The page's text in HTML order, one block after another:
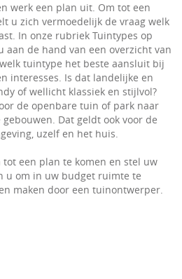
werk een plan uit. Om tot een
u zich vermoedelijk de vraag welk
In onze rubriek Tuintypes op
aan de hand van een overzicht van
tuintype het beste aansluit bij
interesses. Is dat landelijke en
of wellicht klassiek en stijlvol?
de openbare tuin of park naar
Dat geldt ook voor de
uzelf en het huis.
een plan te komen en stel uw
u om in uw budget ruimte te
maken door een tuinontwerper.